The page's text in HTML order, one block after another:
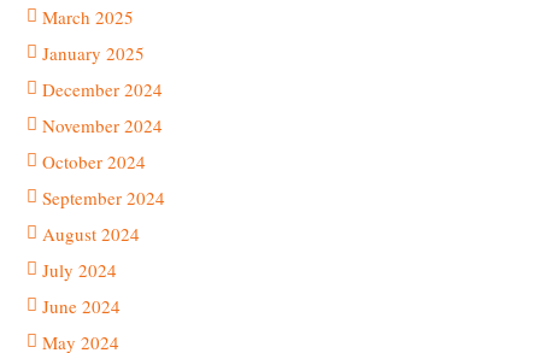
March 2025
January 2025
December 2024
November 2024
October 2024
September 2024
August 2024
July 2024
June 2024
May 2024